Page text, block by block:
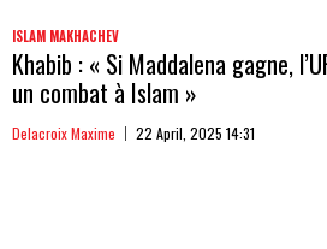
ISLAM MAKHACHEV
Khabib : « Si Maddalena gagne,
un combat à Islam »
Delacroix Maxime 22 April, 2025 14:31